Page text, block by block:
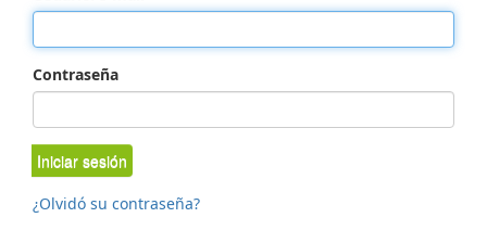
Contraseña
Iniciar sesión
¿Olvidó su contraseña?